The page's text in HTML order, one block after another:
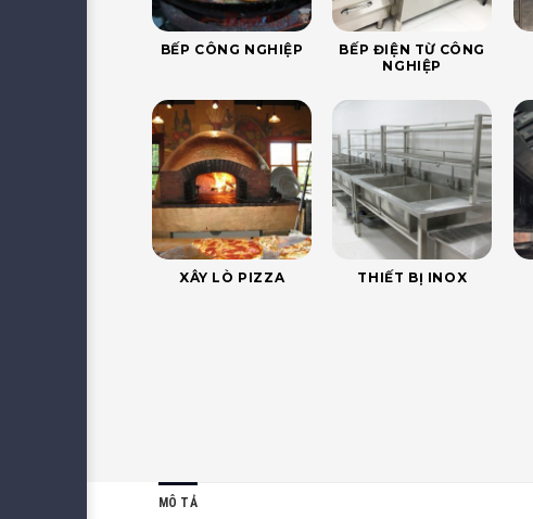
BẾP CÔNG NGHIỆP
BẾP ĐIỆN TỪ CÔNG
NGHIỆP
XÂY LÒ PIZZA THIẾT BỊ INOX
MÔ TẢ